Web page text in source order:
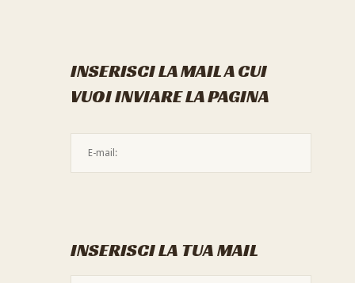
INSERISCI LA MAIL A CUI
VUOI INVIARE LA PAGINA
INSERISCI LA TUA MAIL